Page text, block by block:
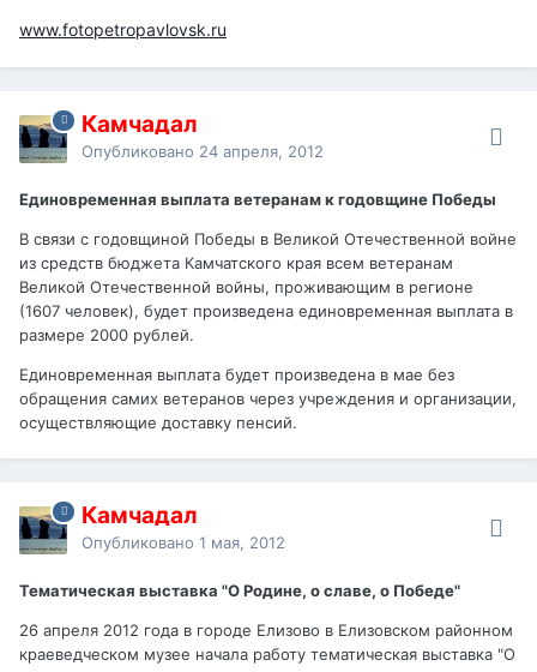
www.fotopetropavlovsk.ru
Камчадал
Опубликовано 24 апреля, 2012
Единовременная выплата ветеранам к годовщине Победы
В связи с годовщиной Победы в Великой Отечественной войне
из средств бюджета Камчатского края всем ветеранам
Великой Отечественной войны, проживающим в регионе
(1607 человек), будет произведена единовременная выплата в
размере 2000 рублей.
Единовременная выплата будет произведена в мае без
обращения самих ветеранов через учреждения и организации,
осуществляющие доставку пенсий.
Камчадал
Опубликовано 1 мая, 2012
Тематическая выставка "О Родине, о славе, о Победе"
26 апреля 2012 года в городе Елизово в Елизовском районном
краеведческом музее начала работу тематическая выставка "О